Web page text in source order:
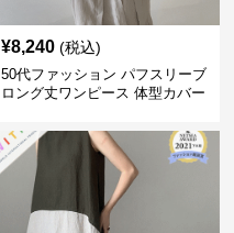
¥8,240 (税込)
50代ファッション パフスリーブ
ロング丈ワンピース 体型カバー